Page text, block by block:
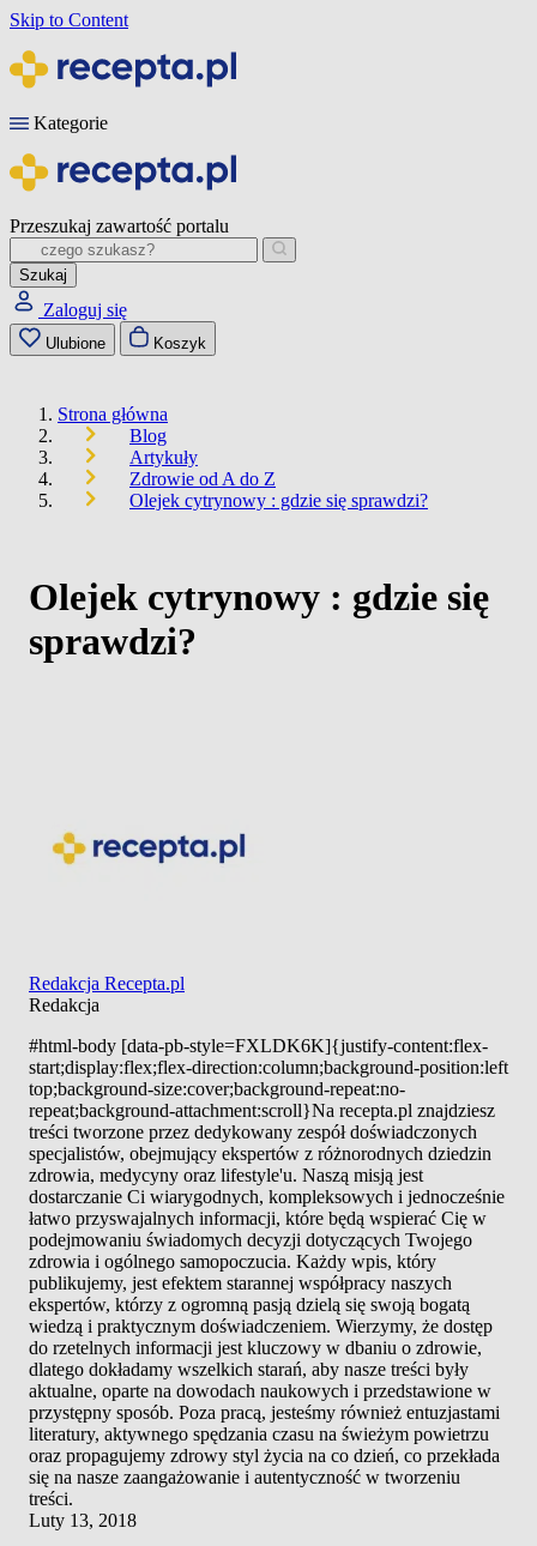
Skip to Content
Kategorie
Przeszukaj zawartość portalu
Szukaj
Zaloguj się
Ulubione Koszyk
Strona główna
Blog
Artykuły
Zdrowie od A do Z
Olejek cytrynowy : gdzie się sprawdzi?
Olejek cytrynowy : gdzie się
sprawdzi?
Redakcja Recepta.pl
Redakcja
#html-body [data-pb-style=FXLDK6K]{justify-content:flex-
start;display:flex;flex-direction:column;background-position:left
top;background-size:cover;background-repeat:no-
repeat;background-attachment:scroll}Na recepta.pl znajdziesz
treści tworzone przez dedykowany zespół doświadczonych
specjalistów, obejmujący ekspertów z różnorodnych dziedzin
zdrowia, medycyny oraz lifestyle'u. Naszą misją jest
dostarczanie Ci wiarygodnych, kompleksowych i jednocześnie
łatwo przyswajalnych informacji, które będą wspierać Cię w
podejmowaniu świadomych decyzji dotyczących Twojego
zdrowia i ogólnego samopoczucia. Każdy wpis, który
publikujemy, jest efektem starannej współpracy naszych
ekspertów, którzy z ogromną pasją dzielą się swoją bogatą
wiedzą i praktycznym doświadczeniem. Wierzymy, że dostęp
do rzetelnych informacji jest kluczowy w dbaniu o zdrowie,
dlatego dokładamy wszelkich starań, aby nasze treści były
aktualne, oparte na dowodach naukowych i przedstawione w
przystępny sposób. Poza pracą, jesteśmy również entuzjastami
literatury, aktywnego spędzania czasu na świeżym powietrzu
oraz propagujemy zdrowy styl życia na co dzień, co przekłada
się na nasze zaangażowanie i autentyczność w tworzeniu
treści.
Luty 13, 2018